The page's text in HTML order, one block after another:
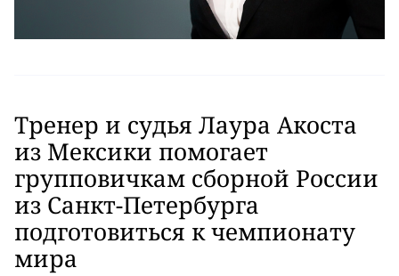
Тренер и судья Лаура Акоста
из Мексики помогает
групповичкам сборной России
из Санкт-Петербурга
подготовиться к чемпионату
мира